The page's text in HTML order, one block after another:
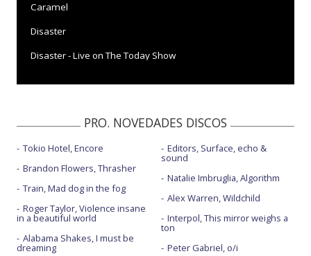
Caramel
Disaster
Disaster - Live on The Today Show
Jigsaw - con letra
Killing me - con letra
Lonely dancers
Memories - Live on The Today Show
Memories - Live Vevo
PRO. NOVEDADES DISCOS
Tokio Hotel, Encore
Brandon Flowers, Thrasher
Train, Mad dog in the fog
Roger Taylor, Violence insane
in a beautiful world
Alabama Shakes, I must be
dreaming
Editors, Surface, echo &
sound
Natalie Imbruglia, Algorithm
Alex Warren, Wildchild
Interpol, This mirror weighs a
ton
Peter Gabriel, o/i